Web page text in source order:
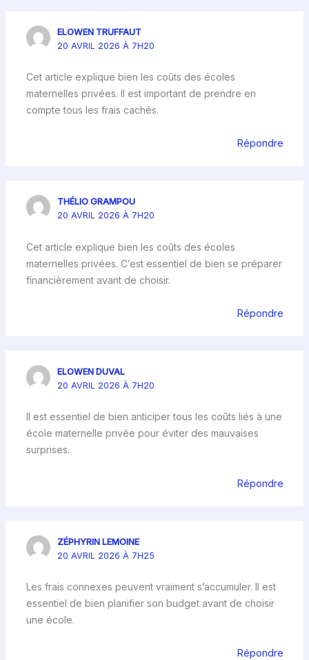
ELOWEN TRUFFAUT
20 AVRIL 2026 À 7H20
Cet article explique bien les coûts des écoles
maternelles privées. Il est important de prendre en
compte tous les frais cachés.
Répondre
THÉLIO GRAMPOU
20 AVRIL 2026 À 7H20
Cet article explique bien les coûts des écoles
maternelles privées. C’est essentiel de bien se préparer
financièrement avant de choisir.
Répondre
ELOWEN DUVAL
20 AVRIL 2026 À 7H20
Il est essentiel de bien anticiper tous les coûts liés à une
école maternelle privée pour éviter des mauvaises
surprises.
Répondre
ZÉPHYRIN LEMOINE
20 AVRIL 2026 À 7H25
Les frais connexes peuvent vraiment s’accumuler. Il est
essentiel de bien planifier son budget avant de choisir
une école.
Répondre